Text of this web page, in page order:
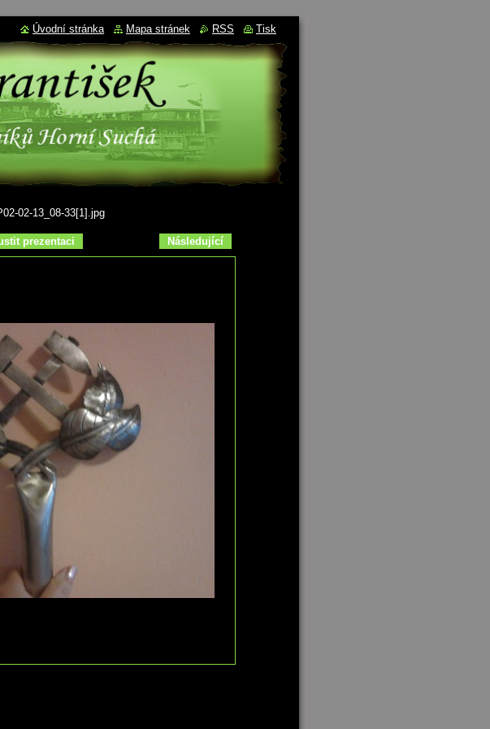
02-13_08-33[1].jpg
prezentaci Následující
Úvodní stránka Mapa stránek RSS Tisk